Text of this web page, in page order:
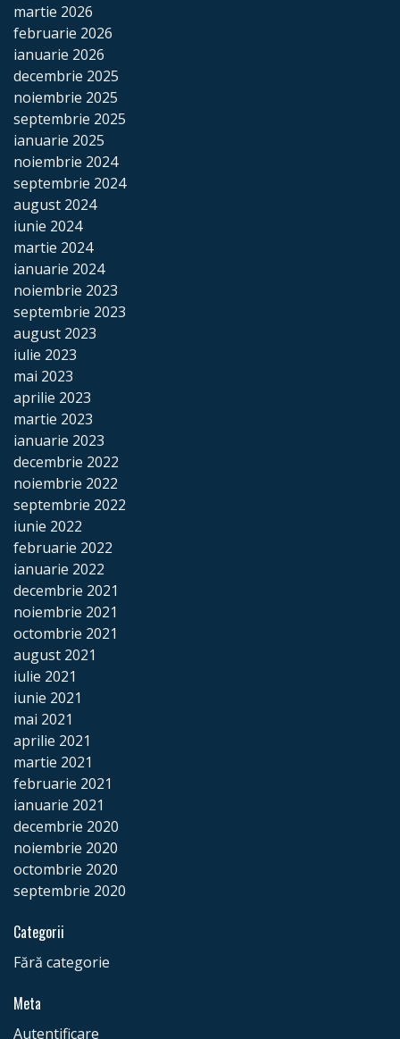
martie 2026
februarie 2026
ianuarie 2026
decembrie 2025
noiembrie 2025
septembrie 2025
ianuarie 2025
noiembrie 2024
septembrie 2024
august 2024
iunie 2024
martie 2024
ianuarie 2024
noiembrie 2023
septembrie 2023
august 2023
iulie 2023
mai 2023
aprilie 2023
martie 2023
ianuarie 2023
decembrie 2022
noiembrie 2022
septembrie 2022
iunie 2022
februarie 2022
ianuarie 2022
decembrie 2021
noiembrie 2021
octombrie 2021
august 2021
iulie 2021
iunie 2021
mai 2021
aprilie 2021
martie 2021
februarie 2021
ianuarie 2021
decembrie 2020
noiembrie 2020
octombrie 2020
septembrie 2020
Categorii
Fără categorie
Meta
Autentificare